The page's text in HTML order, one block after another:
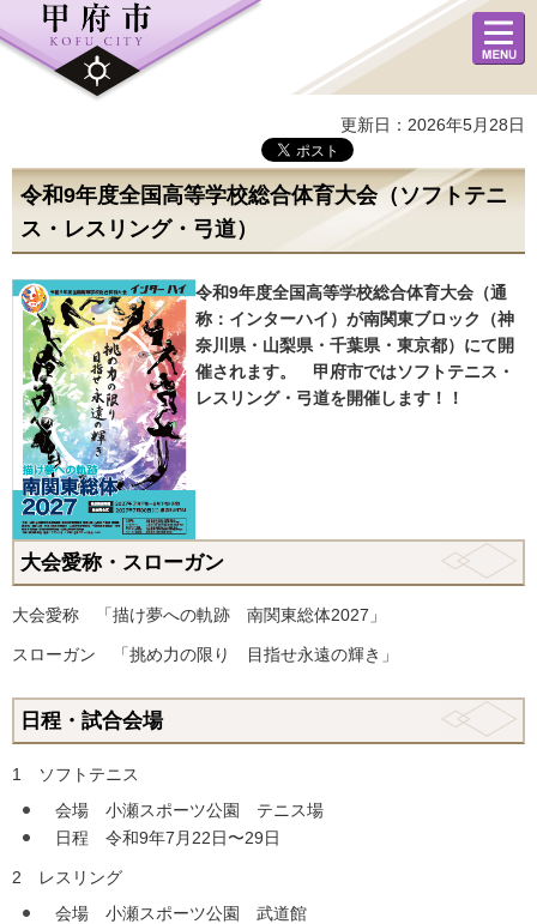
メニュ
ー
更新日：2026年5月28日
令和9年度全国高等学校総合体育大会（ソフトテニ
ス・レスリング・弓道）
令和9年度全国高等学校総合体育大会（通
称：インターハイ）が南関東ブロック（神
奈川県・山梨県・千葉県・東京都）にて開
催されます。 甲府市ではソフトテニス・
レスリング・弓道を開催します！！
大会愛称・スローガン
大会愛称 「描け夢への軌跡 南関東総体2027」
スローガン 「挑め力の限り 目指せ永遠の輝き」
日程・試合会場
1 ソフトテニス
会場 小瀬スポーツ公園 テニス場
日程 令和9年7月22日〜29日
2 レスリング
会場 小瀬スポーツ公園 武道館